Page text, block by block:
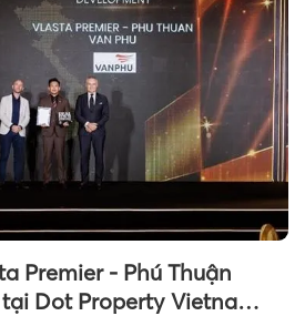
Premier - Phú Thuận
Dot Property Vietnam